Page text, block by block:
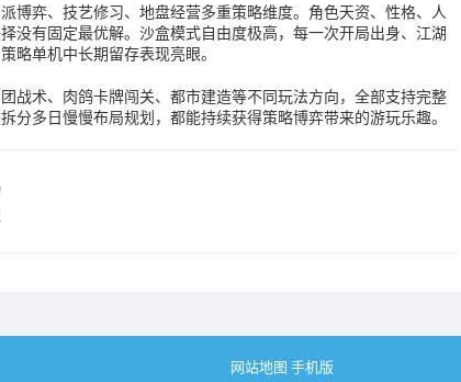
博弈、技艺修习、地盘经营多重策略维度。角色天资、性格、人
没有固定最优解。沙盒模式自由度极高，每一次开局出身、江湖
略单机中长期留存表现亮眼。
战术、肉鸽卡牌闯关、都市建造等不同玩法方向，全部支持完整
分多日慢慢布局规划，都能持续获得策略博弈带来的游玩乐趣。
网站地图 手机版